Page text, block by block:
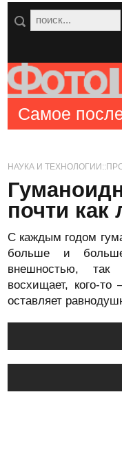
Самое
НАУКА И
почти как
С каждым годом
больше и
внешностью,
восхищает, кого-
оставляет